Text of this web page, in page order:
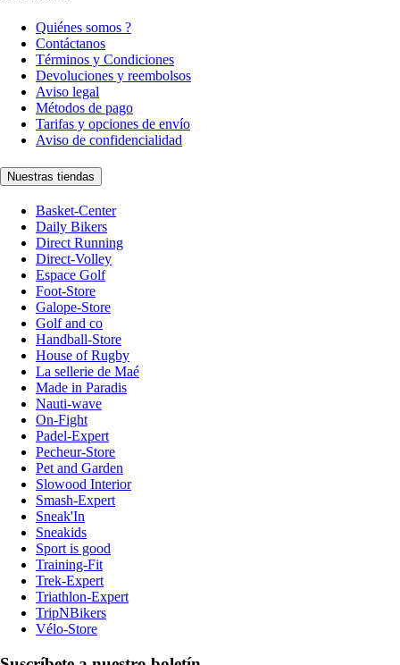
Quiénes somos ?
Contáctanos
Términos y Condiciones
Devoluciones y reembolsos
Aviso legal
Métodos de pago
Tarifas y opciones de envío
Aviso de confidencialidad
Nuestras tiendas
Basket-Center
Daily Bikers
Direct Running
Direct-Volley
Espace Golf
Foot-Store
Galope-Store
Golf and co
Handball-Store
House of Rugby
La sellerie de Maé
Made in Paradis
Nauti-wave
On-Fight
Padel-Expert
Pecheur-Store
Pet and Garden
Slowood Interior
Smash-Expert
Sneak'In
Sneakids
Sport is good
Training-Fit
Trek-Expert
Triathlon-Expert
TripNBikers
Vélo-Store